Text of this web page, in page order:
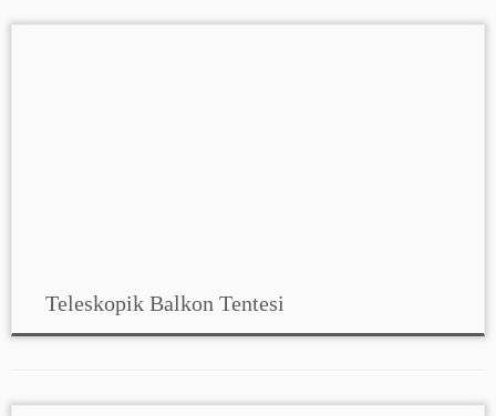
Teleskopik Balkon Tentesi